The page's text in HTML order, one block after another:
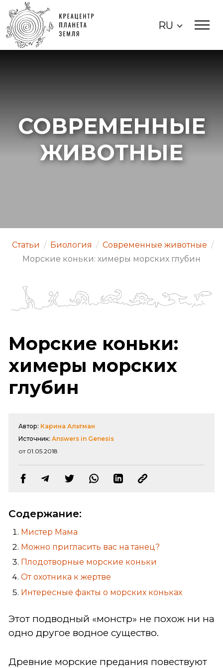
RU
СОВРЕМЕННЫЕ
ЖИВОТНЫЕ
Статьи / Биология / Современные животные /
Морские коньки: химеры морских глубин
Морские коньки:
химеры морских
глубин
Автор: Карина Альтман
Источник: Answers in Genesis
от 01.05.2018
Содержание:
Мистер Мама
Можно пригласить вас на танец?
Плодотворные морские коньки
От охотника к жертве
Интересные факты о морских коньках
Этот подводный «монстр» не похож ни на
одно другое водное существо.
Древние морские предания повествуют